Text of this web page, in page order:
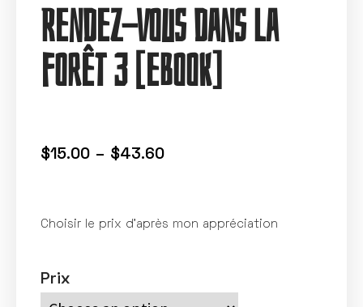
Rendez-vous dans la
forêt 3 [eBook]
$15.00 – $43.60
Choisir le prix d’après mon appréciation
Prix